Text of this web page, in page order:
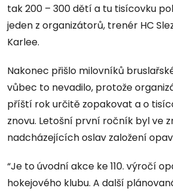
tak 200 – 300 dětí a tu tisícovku
jeden z organizátorů, trenér HC
Karlee.
Nakonec přišlo milovníků
vůbec to nevadilo, protože
příští rok určitě zopakovat a o
znovu. Letošní první ročník byl ve
nadcházejících oslav založení
“Je to úvodní akce ke 110. výročí
hokejového klubu. A další